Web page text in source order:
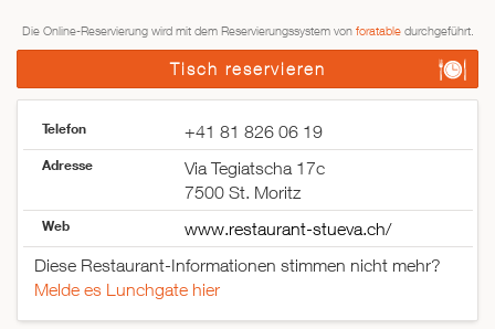
Die Online-Reservierung wird mit dem Reservierungssystem von foratabledurchgeführt.
Tisch reservieren
Telefon +41 81 826 06 19
Adresse
Via Tegiatscha 17c
7500 St. Moritz
Web
www.restaurant-stueva.ch/
Diese Restaurant-Informationen stimmen nicht mehr?
Melde es Lunchgate hier